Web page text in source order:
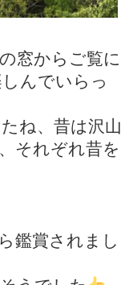
窓からご覧に
んでいらっ
ね、昔は沢山
それぞれ昔を
鑑賞されまし